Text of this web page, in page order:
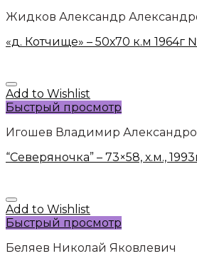
Жидков Александр
«д. Котчище» – 50х70 к.м 1964г
Add to Wishlist
Быстрый просмотр
Игошев Владимир
“Северяночка” – 73×58, х.м.,
Add to Wishlist
Быстрый просмотр
Беляев Николай Яковлевич